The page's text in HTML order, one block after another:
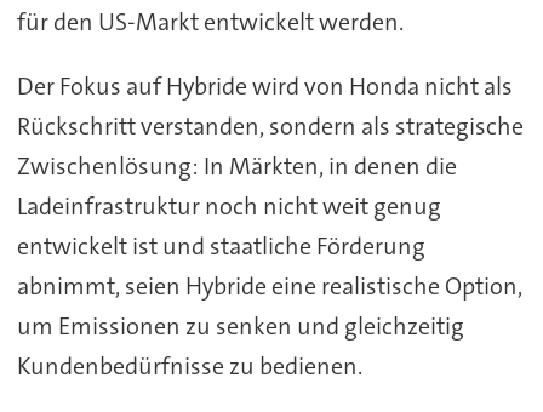
für den US-Markt entwickelt werden.
Der Fokus auf Hybride wird von Honda nicht als
Rückschritt verstanden, sondern als strategische
Zwischenlösung: In Märkten, in denen die
Ladeinfrastruktur noch nicht weit genug
entwickelt ist und staatliche Förderung
abnimmt, seien Hybride eine realistische Option,
um Emissionen zu senken und gleichzeitig
Kundenbedürfnisse zu bedienen.